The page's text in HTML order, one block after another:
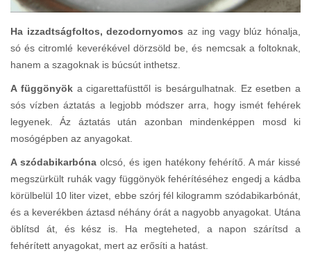
Ha izzadtságfoltos, dezodornyomos az ing vagy blúz hónalja,
só és citromlé keverékével dörzsöld be, és nemcsak a foltoknak,
hanem a szagoknak is búcsút inthetsz.
A függönyöka cigarettafüsttől is besárgulhatnak. Ez esetben a
sós vízben áztatás a legjobb módszer arra, hogy ismét fehérek
legyenek. Áz áztatás után azonban mindenképpen mosd ki
mosógépben az anyagokat.
A szódabikarbóna olcsó, és igen hatékony fehérítő. A már kissé
megszürkült ruhák vagy függönyök fehérítéséhez engedj a kádba
körülbelül 10 liter vizet, ebbe szórj fél kilogramm szódabikarbónát,
és a keverékben áztasd néhány órát a nagyobb anyagokat. Utána
öblítsd át, és kész is. Ha megteheted, a napon szárítsd a
fehérített anyagokat, mert az erősíti a hatást.